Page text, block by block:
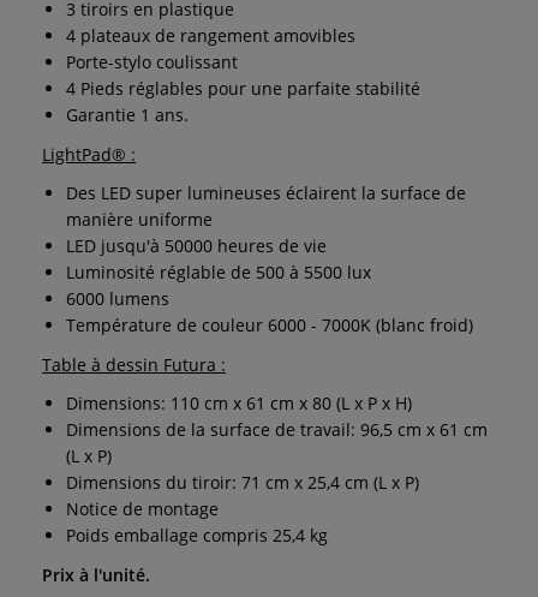
3 tiroirs en plastique
4 plateaux de rangement amovibles
Porte-stylo coulissant
4 Pieds réglables pour une parfaite stabilité
Garantie 1 ans.
LightPad® :
Des LED super lumineuses éclairent la surface de
manière uniforme
LED jusqu'à 50000 heures de vie
Luminosité réglable de 500 à 5500 lux
6000 lumens
Température de couleur 6000 - 7000K (blanc froid)
Table à dessin Futura :
Dimensions: 110 cm x 61 cm x 80 (L x P x H)
Dimensions de la surface de travail: 96,5 cm x 61 cm
(L x P)
Dimensions du tiroir: 71 cm x 25,4 cm (L x P)
Notice de montage
Poids emballage compris 25,4 kg
Prix à l'unité.